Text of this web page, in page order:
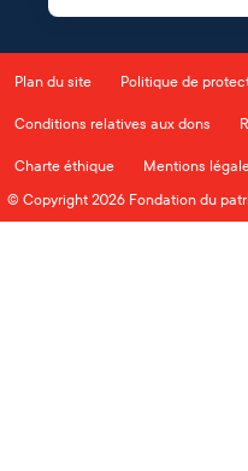
Plan du site Politique de
Conditions relatives aux dons
Charte éthique Mentions
© Copyright 2026 Fondation du